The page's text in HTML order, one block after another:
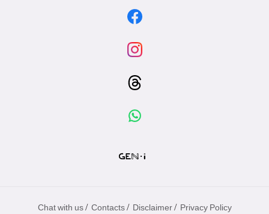
Chat with us / Contacts / Disclaimer / Privacy Policy